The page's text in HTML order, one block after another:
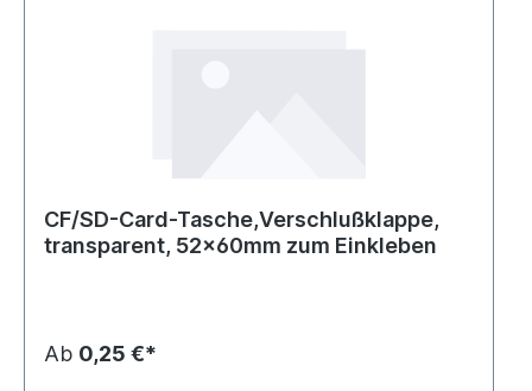
CF/SD-Card-Tasche,Verschlußklappe,
transparent, 52x60mm zum Einkleben
Ab 0,25 €*